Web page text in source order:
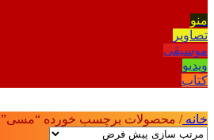
منو
تصاویر
موسیقی
ویدیو
کتاب
خانه/ محصولات برچسب خورده “مسی”